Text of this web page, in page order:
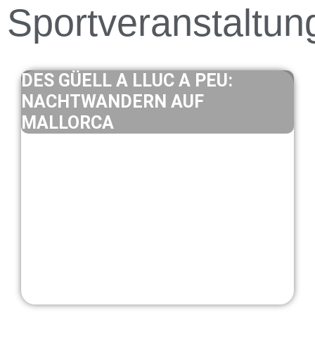
DES GÜELL A LLUC A PEU:
NACHTWANDERN AUF
MALLORCA